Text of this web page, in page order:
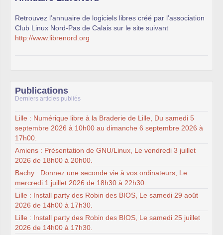
Retrouvez l’annuaire de logiciels libres créé par l’association
Club Linux Nord-Pas de Calais sur le site suivant
http://www.librenord.org
Publications
Derniers articles publiés
Lille : Numérique libre à la Braderie de Lille, Du samedi 5
septembre 2026 à 10h00 au dimanche 6 septembre 2026 à
17h00.
Amiens : Présentation de GNU/Linux, Le vendredi 3 juillet
2026 de 18h00 à 20h00.
Bachy : Donnez une seconde vie à vos ordinateurs, Le
mercredi 1 juillet 2026 de 18h30 à 22h30.
Lille : Install party des Robin des BIOS, Le samedi 29 août
2026 de 14h00 à 17h30.
Lille : Install party des Robin des BIOS, Le samedi 25 juillet
2026 de 14h00 à 17h30.